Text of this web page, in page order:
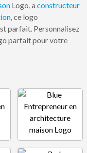
Logo, a constructeur
, ce logo
parfait. Personnalisez
parfait pour votre